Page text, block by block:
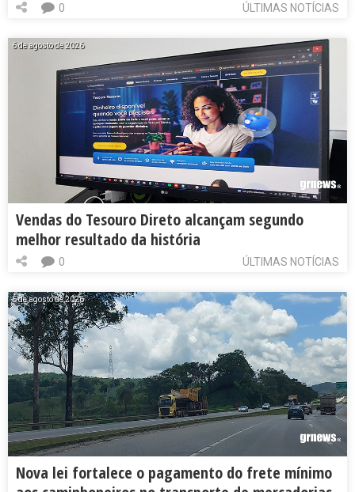
ÚLTIMAS NOTÍCIAS
0
6 de agosto de 2026
Vendas do Tesouro Direto alcançam segundo
melhor resultado da história
ÚLTIMAS NOTÍCIAS
0
6 de agosto de 2026
Nova lei fortalece o pagamento do frete mínimo